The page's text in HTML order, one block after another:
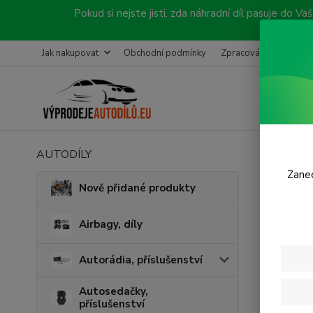
Pokud si nejste jisti, zda náhradní díl pasuje do
Jak nakupovat Obchodní podmínky Zpracování objednávky
AUTODÍLY
Nově přidané produkty
Airbagy, díly
Autorádia, příslušenství
Autosedačky,
příslušenství
-